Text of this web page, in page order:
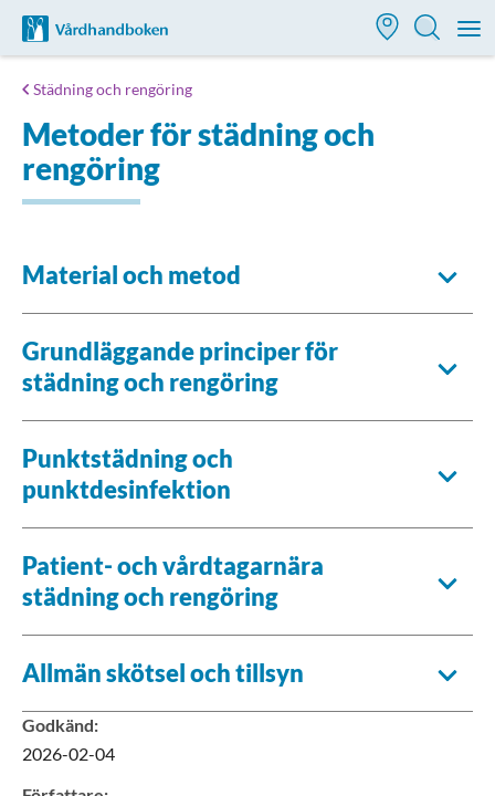
Till startsidan för Vårdhandboken
Städning och rengöring
Metoder för städning och
rengöring
Material och metod
Grundläggande principer för
städning och rengöring
Punktstädning och
punktdesinfektion
Patient- och vårdtagarnära
städning och rengöring
Allmän skötsel och tillsyn
Godkänd:
2026-02-04